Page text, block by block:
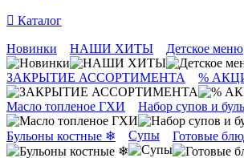
Каталог
Новинки НАШИ ХИТЫ Детское меню
ЗАКРЫТИЕ АССОРТИМЕНТА %
Масло топленое ГХИ Набор супов и
Бульоны костные ❄ Супы Готовые